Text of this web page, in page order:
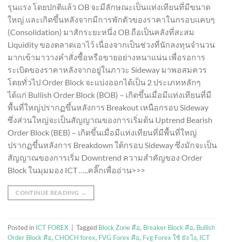
รุนแรง โดยปกติแล้ว OB จะมีลักษณะเป็นแท่งเทียนที่มีขนาด
ใหญ่ และเกิดขึ้นหลังจากมีการพักตัวของราคาในกรอบแคบๆ
(Consolidation) มาสักระยะหนึ่ง OB ถือเป็นคลังที่สะสม
Liquidity ของตลาดเอาไว้ เนื่องจากเป็นช่วงที่นักลงทุนจำนวน
มากเข้ามาวางคำสั่งซื้อหรือขายอย่างหนาแน่น เพื่อรอการ
ระเบิดของราคาหลังจากอยู่ในภาวะ Sideway มาพอสมควร
โดยทั่วไป Order Block จะแบ่งออกได้เป็น 2 ประเภทหลักๆ
ได้แก่ Bullish Order Block (BOB) – เกิดขึ้นเมื่อมีแท่งเทียนที่มี
พื้นที่ใหญ่ปรากฏขึ้นหลังการ Breakout เหนือกรอบ Sideway
ซึ่งส่วนใหญ่จะเป็นสัญญาณของการเริ่มต้น Uptrend Bearish
Order Block (BEB) – เกิดขึ้นเมื่อมีแท่งเทียนที่มีพื้นที่ใหญ่
ปรากฏขึ้นหลังการ Breakdown ใต้กรอบ Sideway ซึ่งมักจะเป็น
สัญญาณของการเริ่ม Downtrend ความสำคัญของ Order
Block ในมุมมอง ICT …..คลิ๊กเพื่ออ่าน>>>
CONTINUE READING →
Posted in ICT FOREX | Tagged Block Zone คือ, Breaker Block คือ, Bullish
Order Block คือ, CHOCH forex, FVG Forex คือ, Fvg Forex ใช้ ยัง ไง, ICT